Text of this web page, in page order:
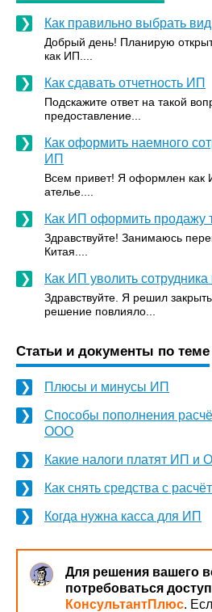
Как правильно выбрать
Добрый день! Планирую
как ИП....
Как сдавать отчетность ИП
Подскажите ответ на такой
предоставление...
Как оформить наемного
ИП
Всем привет! Я оформлен
ателье....
Как ИП оформить продажу
Здравствуйте! Занимаюсь
Китая....
Как ИП уволить
Здравствуйте. Я решил
решение повлияло...
Статьи и документы по теме
Плюсы и минусы ИП
Способы пополнения
ООО
Какие налоги платят ИП и
Как снять средства с
Когда нужна касса для ИП
Для решения вашего
потребоваться
КонсультантПлюс.